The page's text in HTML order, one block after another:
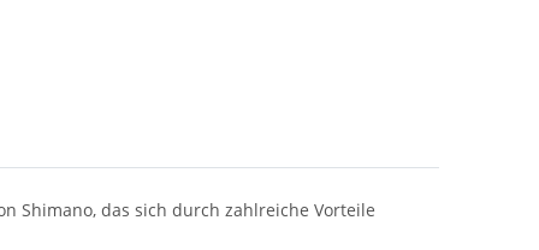
Shimano, das sich durch zahlreiche Vorteile